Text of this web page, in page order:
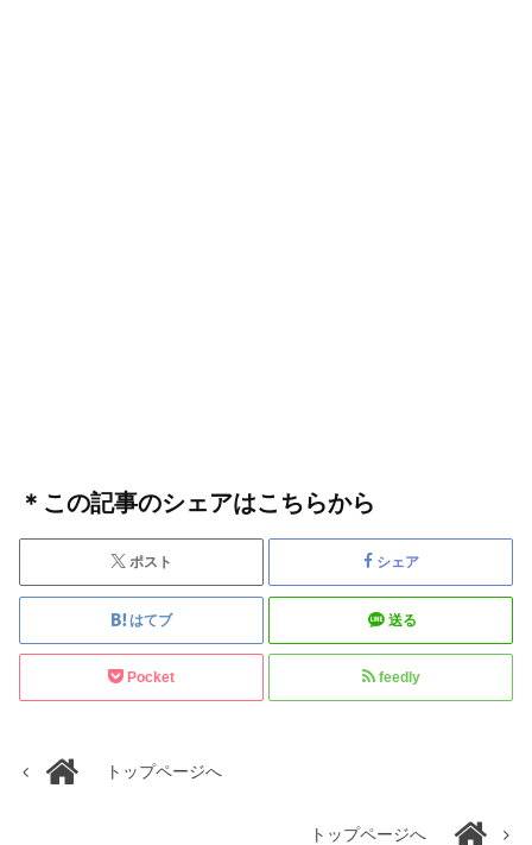
＊この記事のシェアはこちらから
ポスト シェア
はてブ 送る
Pocket feedly
トップページへ
トップページへ